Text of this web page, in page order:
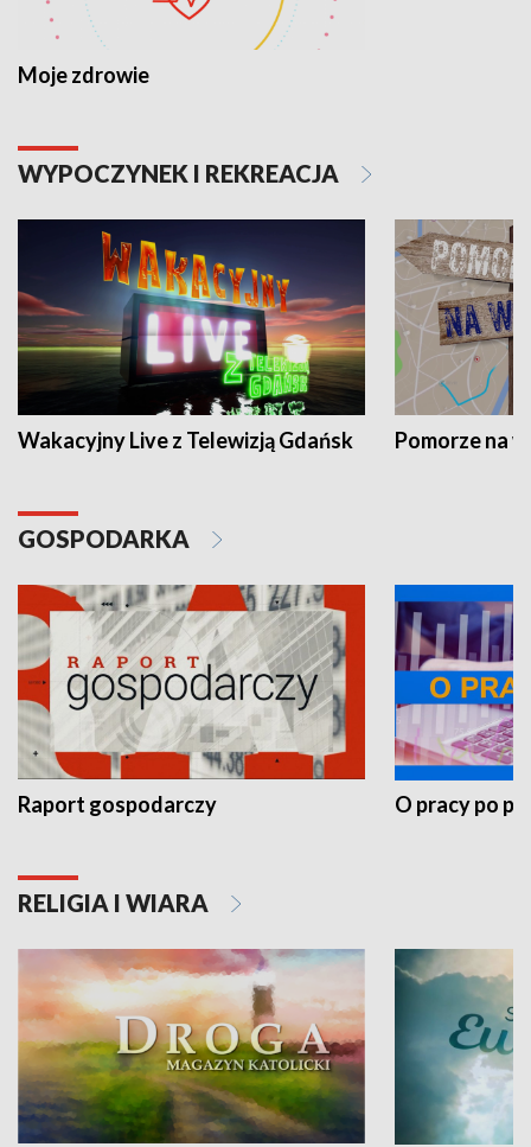
Moje zdrowie
WYPOCZYNEK I REKREACJA
Wakacyjny Live z Telewizją Gdańsk Pomorze na
GOSPODARKA
Raport gospodarczy O pracy po
RELIGIA I WIARA